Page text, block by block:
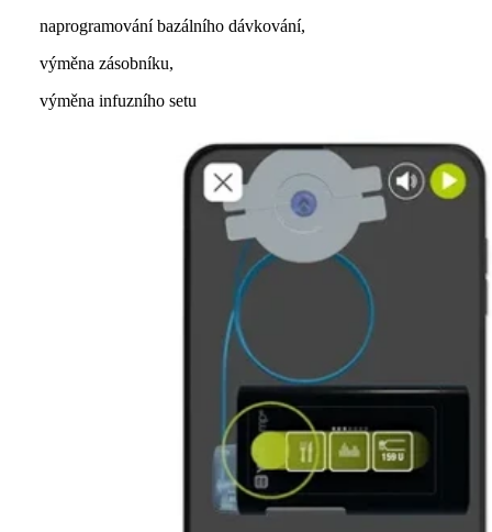
naprogramování bazálního dávkování,
výměna zásobníku,
výměna infuzního setu